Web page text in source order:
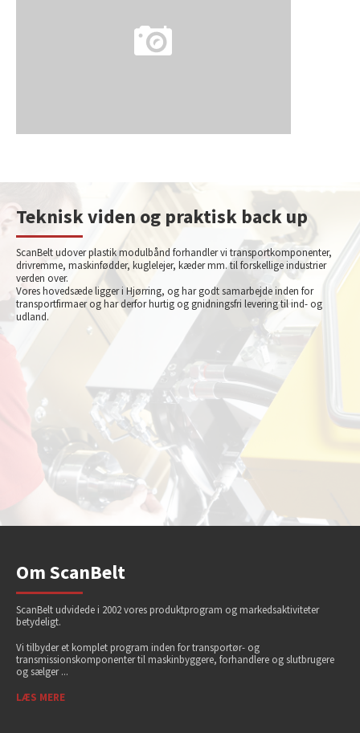
Teknisk viden og praktisk back up
ScanBelt udover plastik modulbånd forhandler vi transportkomponenter,
drivremme, maskinfødder, kuglelejer, kæder mm. til forskellige industrier
verden over.
Vores hovedsæde ligger i Hjørring, og har godt samarbejde inden for
transportfirmaer og har derfor hurtig og gnidningsfri levering til ind- og
udland.
Om ScanBelt
ScanBelt udvidede i 2002 vores produktprogram og markedsaktiviteter
betydeligt.
Vi tilbyder et komplet program inden for transportør- og
transmissionskomponenter til maskinbyggere, forhandlere og slutbrugere
og sælger ...
LÆS MERE